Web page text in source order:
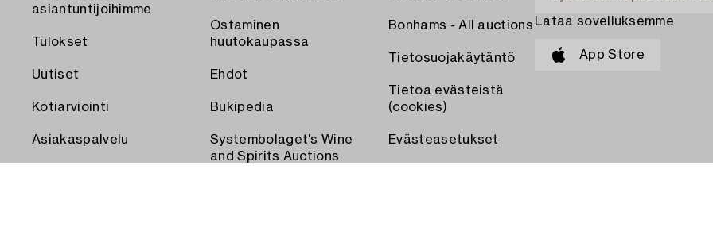
asiantuntijoihimme
Tulokset
Uutiset
Kotiarviointi
Asiakaspalvelu
Ostaminen
huutokaupassa
Ehdot
Bukipedia
Systembolaget's Wine
and Spirits Auctions
Bonhams - All auctions
Tietosuojakäytäntö
Tietoa evästeistä
(cookies)
Evästeasetukset
Lataa sovelluksemme
App Store